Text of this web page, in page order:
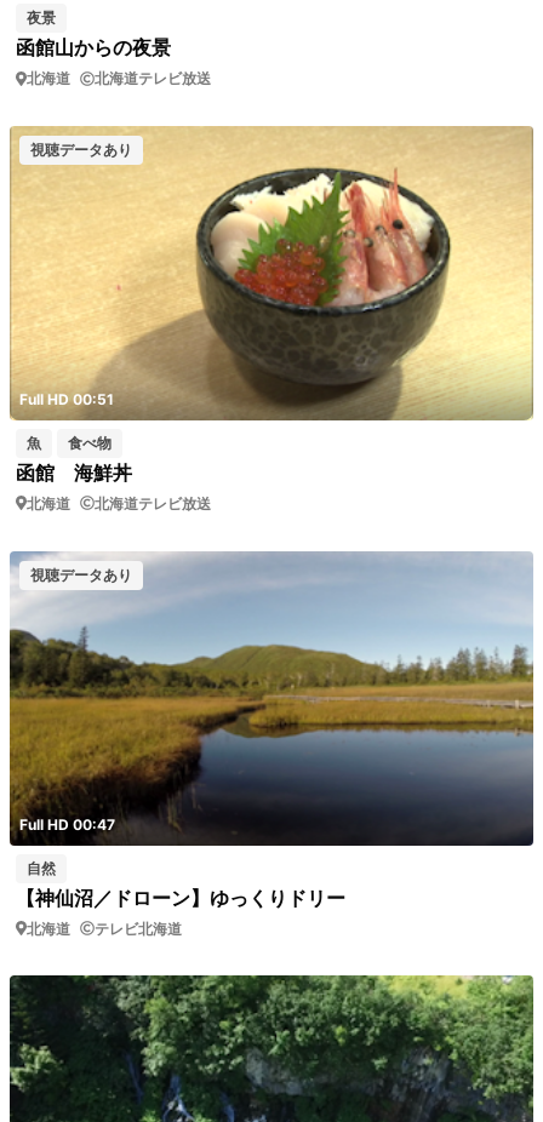
夜景
函館山からの夜景
北海道 北海道テレビ放送
視聴データあり
Full HD 00:51
魚 食べ物
函館 海鮮丼
北海道 北海道テレビ放送
視聴データあり
Full HD 00:47
自然
【神仙沼／ドローン】ゆっくりドリー
北海道 テレビ北海道